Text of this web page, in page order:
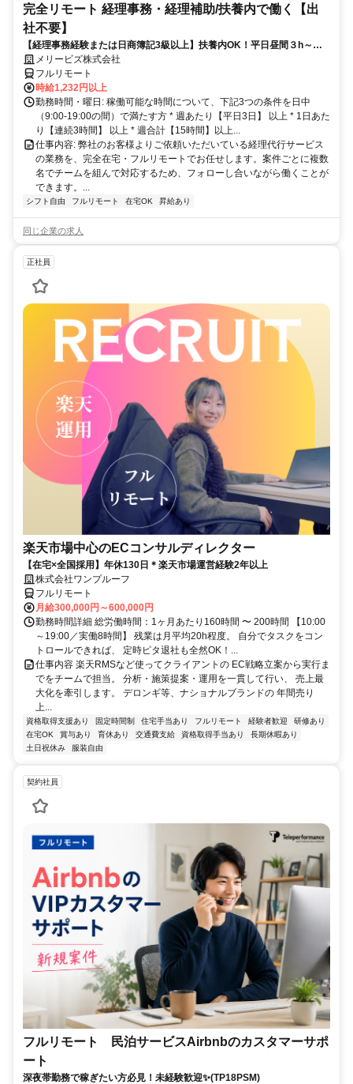
完全リモート 経理事務・経理補助/扶養内で働く【出
社不要】
【経理事務経験または日商簿記3級以上】扶養内OK！平日昼間３h～。
完全在宅で育児・介護中の方も大歓迎♪
メリービズ株式会社
フルリモート
時給1,232円以上
勤務時間・曜日: 稼働可能な時間について、下記3つの条件を日中
（9:00-19:00の間）で満たす方 * 週あたり【平日3日】 以上 * 1日あた
り【連続3時間】 以上 * 週合計【15時間】以上...
仕事内容: 弊社のお客様よりご依頼いただいている経理代行サービス
の業務を、完全在宅・フルリモートでお任せします。案件ごとに複数
名でチームを組んで対応するため、フォローし合いながら働くことが
できます。...
シフト自由 フルリモート 在宅OK 昇給あり
同じ企業の求人
正社員
楽天市場中心のECコンサルディレクター
【在宅×全国採用】年休130日＊楽天市場運営経験2年以上
株式会社ワンプルーフ
フルリモート
月給300,000円～600,000円
勤務時間詳細 総労働時間：1ヶ月あたり160時間 〜 200時間 【10:00
～19:00／実働8時間】 残業は月平均20h程度。 自分でタスクをコン
トロールできれば、 定時ピタ退社も全然OK！...
仕事内容 楽天RMSなど使ってクライアントの EC戦略立案から実行ま
でをチームで担当。 分析・施策提案・運用を一貫して行い、 売上最
大化を牽引します。 デロンギ等、ナショナルブランドの 年間売り
上...
資格取得支援あり 固定時間制 住宅手当あり フルリモート 経験者歓迎
研修あり
在宅OK
賞与あり 育休あり 交通費支給 資格取得手当あり
長期休暇あり
土日祝休み
服装自由
契約社員
フルリモート 民泊サービスAirbnbのカスタマーサポ
ート
深夜帯勤務で稼ぎたい方必見！未経験歓迎✨(TP18PSM)